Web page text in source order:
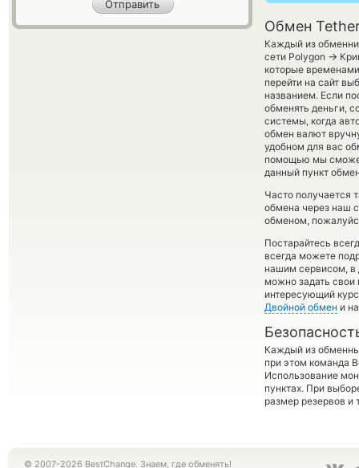
Обмен Tether
Каждый из
сети Polygon →
которые
перейти на сайт
названием. Если
обменять деньги,
системы, когда
обмен валют
удобном для вас
помощью мы
данный пункт
Часто получается
обмена через наш
обменом,
Постарайтесь
всегда можете
нашим сервисом, в
можно задать свои
интересующий
Двойной обмен и
Каждый из
при этом команда
Использование
пунктах. При
размер резервов и
© 2007-2026 BestChange. Знаем, где обменять!